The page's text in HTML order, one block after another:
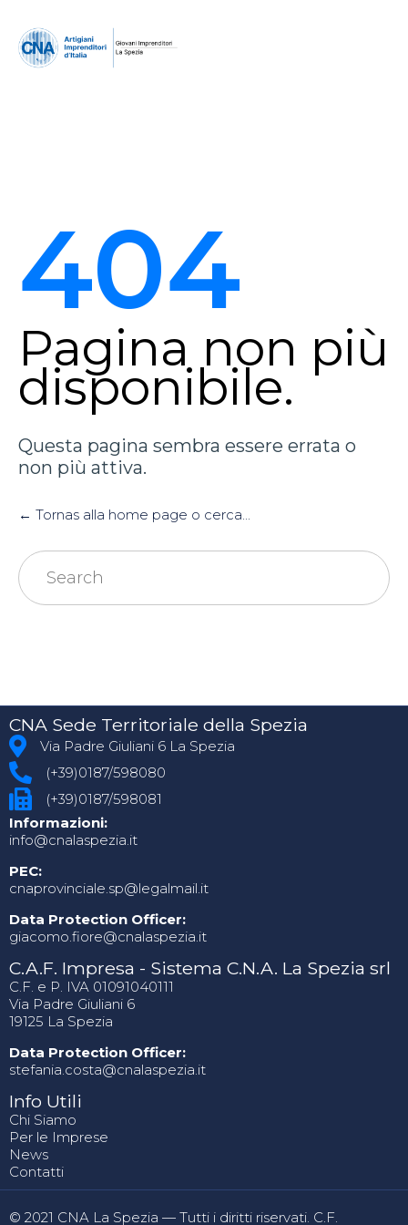
404
Pagina non più
disponibile.
Questa pagina sembra essere errata o
non più attiva.
← Tornas alla home page o cerca...
Search
for:
CNA Sede Territoriale della Spezia
Via Padre Giuliani 6 La Spezia
(+39)0187/598080
(+39)0187/598081
Informazioni:
info@cnalaspezia.it
PEC:
cnaprovinciale.sp@legalmail.it
Data Protection Officer:
giacomo.fiore@cnalaspezia.it
C.A.F. Impresa - Sistema C.N.A. La Spezia srl
C.F. e P. IVA 01091040111
Via Padre Giuliani 6
19125 La Spezia
Data Protection Officer:
stefania.costa@cnalaspezia.it
Info Utili
Chi Siamo
Per le Imprese
News
Contatti
© 2021 CNA La Spezia — Tutti i diritti riservati. C.F.